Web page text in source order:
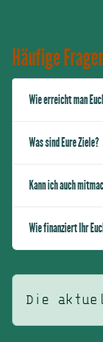
Häufige
Wie erreicht man
Was sind Eure Ziele?
Kann ich auch
Wie finanziert Ihr
Die